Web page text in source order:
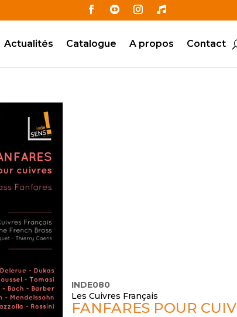
Actualités Catalogue A propos Contact
INDE080
Les Cuivres Français
FANFARES POUR